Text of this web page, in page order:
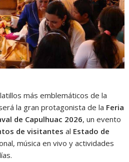
más emblemáticos de la
la gran protagonista de la Feria
de Capulhuac 2026, un evento
de visitantes al Estado de
música en vivo y actividades